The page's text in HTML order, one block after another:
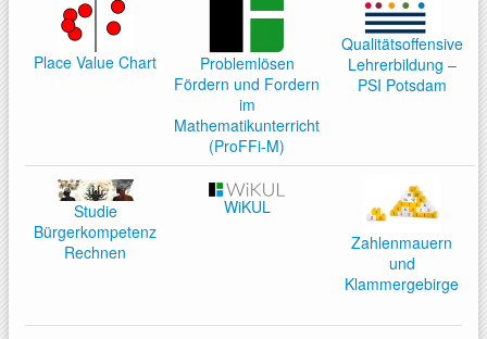
Place Value Chart
Problemlösen
Fördern und Fordern
im
Mathematikunterricht
(ProFFi-M)
Qualitätsoffensive
Lehrerbildung –
PSI Potsdam
Studie
Bürgerkompetenz
Rechnen
WiKUL
Zahlenmauern
und
Klammergebirge